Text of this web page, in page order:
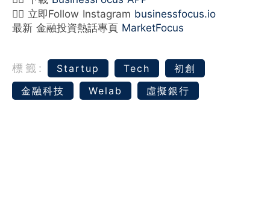
👉🏻 立即Follow Instagram businessfocus.io
最新 金融投資熱話專頁 MarketFocus
標籤: Startup Tech
初創
金融科技
Welab 虛擬銀行